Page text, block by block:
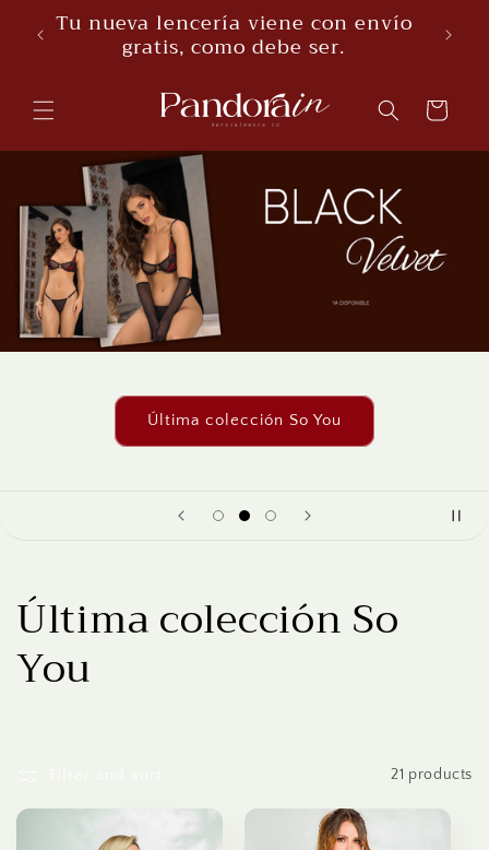
Skip to
contentPuedes realizar tu pedido
contraentrega
Cart
Última colección So You
C
o
e
Última colección So
You
21 products